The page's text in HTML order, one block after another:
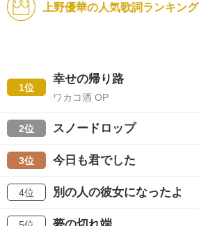
上野優華の人気歌詞ランキング
1位
幸せの帰り路
ワカコ酒 OP
2位 スノードロップ
3位 今日も君でした
4位 別の人の彼女になったよ